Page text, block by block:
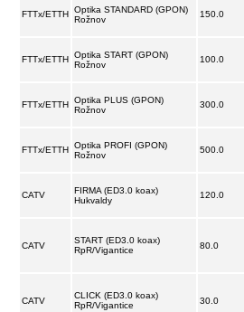
FTTx/ETTH Optika STANDARD (GPON)
Rožnov
150.0
FTTx/ETTH Optika START (GPON)
Rožnov
100.0
FTTx/ETTH Optika PLUS (GPON)
Rožnov
300.0
FTTx/ETTH Optika PROFI (GPON)
Rožnov
500.0
CATV
FIRMA (ED3.0 koax)
Hukvaldy
120.0
CATV
START (ED3.0 koax)
RpR/Vigantice
80.0
CATV
CLICK (ED3.0 koax)
RpR/Vigantice
30.0